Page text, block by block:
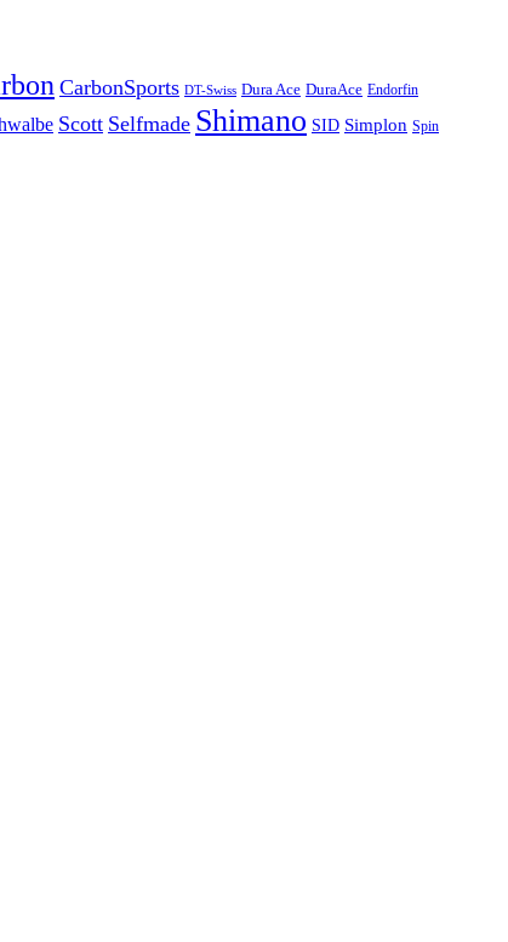
CarbonSports DT-Swiss Dura Ace DuraAce Endorfin
Scott Selfmade Shimano SID Simplon Spin